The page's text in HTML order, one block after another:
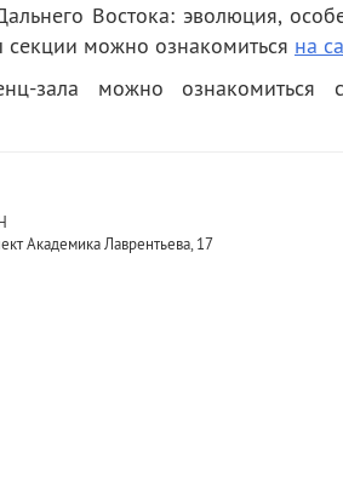
Востока: эволюция,
можно ознакомиться на
зала можно
Академика Лаврентьева, 17